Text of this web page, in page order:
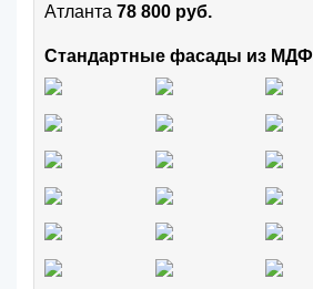
Атланта 78 800 руб.
Стандартные фасады из МДФ